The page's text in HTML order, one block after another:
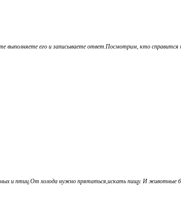
выполняете его и записываете ответ.Посмотрим, кто справится
и птиц.От холода нужно прятаться,искать пищу. И животные